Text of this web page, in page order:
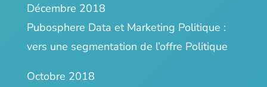
Décembre 2018
Pubosphere Data et Marketing Politique :
vers une segmentation de l’offre Politique
Octobre 2018